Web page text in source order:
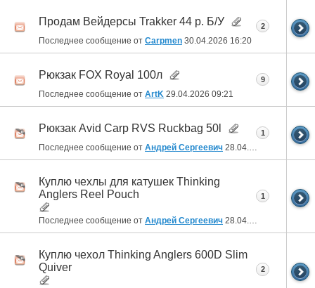
Продам Вейдерсы Trakker 44 р. Б/У
Последнее сообщение от Carpmen 30.04.2026 16:20
2
Рюкзак FOX Royal 100л
Последнее сообщение от ArtK 29.04.2026 09:21
9
Рюкзак Avid Carp RVS Ruckbag 50l
Последнее сообщение от Андрей Сергеевич 28.04.2026
1
Куплю чехлы для катушек Thinking
Anglers Reel Pouch
Последнее сообщение от Андрей Сергеевич 28.04.2026
1
Куплю чехол Thinking Anglers 600D Slim
Quiver
2